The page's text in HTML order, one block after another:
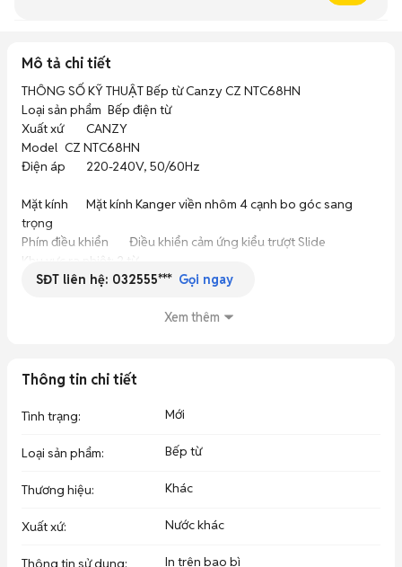
Mô tả chi tiết
THÔNG SỐ KỸ THUẬT Bếp từ Canzy CZ NTC68HN
Loại sản phẩm	Bếp điện từ
Xuất xứ	CANZY
Model	CZ NTC68HN
Điện áp	220-240V, 50/60Hz
Mặt kính	Mặt kính Kanger viền nhôm 4 cạnh bo góc sang
trọng
Phím điều khiển	Điều khiển cảm ứng kiểu trượt Slide
Khu vực ra nhiệt: 2 từ
Công suất
Công suất bếp từ phải Booster: 2200W
Tính năng
+ Chức năng Booster( Chức năng nấu nhanh ) bên từ
+ Tính năng hâm nóng nhiệt độ thấp Warm
+ Nước tràn lên bàn phím tự động ngắt
+ Khóa trẻ em – Child lock
detection
+ Hệ thống bảo vệ an toàn quá nhiệt, quá áp
SĐT liên hệ: 032555*** Gọi ngay
Xem thêm
Thông tin chi tiết
Tình trạng: Mới
Loại sản phẩm: Bếp từ
Thương hiệu: Khác
Xuất xứ: Nước khác
Thông tin sử dụng: In trên bao bì